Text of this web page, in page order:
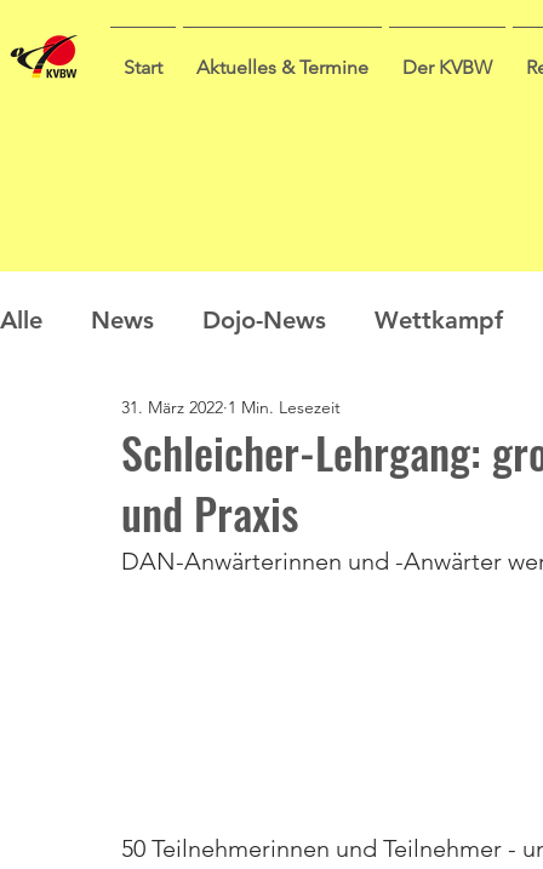
Start Aktuelles & Termine Der KVBW
Alle News Dojo-News Wettkampf
Nachwuchs Prüfungen
Sommercamp Umfrage
Schleicher-Lehrgang:
und Praxis
31. März 2022 1 Min. Lesezeit
DAN-Anwärterinnen und -Anwärter
50 Teilnehmerinnen und Teilnehmer -